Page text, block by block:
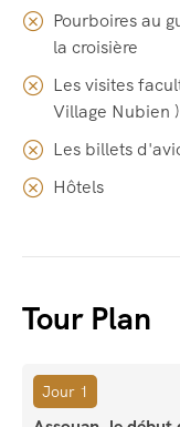
Pourboires au
la croisière
Les visites
Village Nubien )
Les billets
Hôtels
Tour Plan
Jour 1